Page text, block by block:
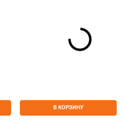
В КОРЗИНУ